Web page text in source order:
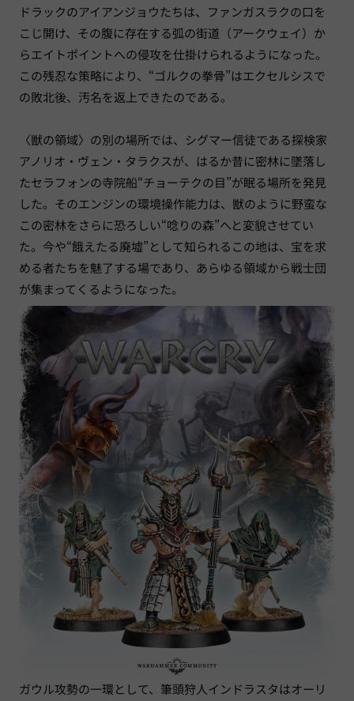
ドラックのアイアンジョウたちは、ファンガスラクの口を
こじ開け、その腹に存在する弧の街道（アークウェイ）か
らエイトポイントへの侵攻を仕掛けられるようになった。
この残忍な策略により、“ゴルクの拳骨”はエクセルシスで
の敗北後、汚名を返上できたのである。
〈獣の領域〉の別の場所では、シグマー信徒である探検家
アノリオ・ヴェン・タラクスが、はるか昔に密林に墜落し
たセラフォンの寺院船“チョーテクの目”が眠る場所を発見
した。そのエンジンの環境操作能力は、獣のように野蛮な
この密林をさらに恐ろしい“唸りの森”へと変貌させてい
た。今や“餓えたる廃墟”として知られるこの地は、宝を求
める者たちを魅了する場であり、あらゆる領域から戦士団
が集まってくるようになった。
ガウル攻勢の一環として、筆頭狩人インドラスタはオーリ